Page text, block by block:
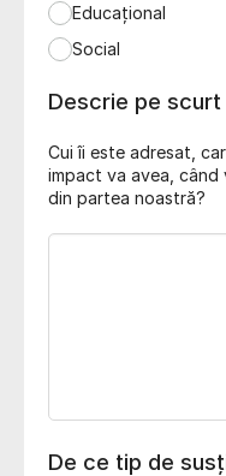
Educațional
Social
Descrie pe
Cui îi este adresat,
impact va avea, când
din partea noastră?
De ce tip de